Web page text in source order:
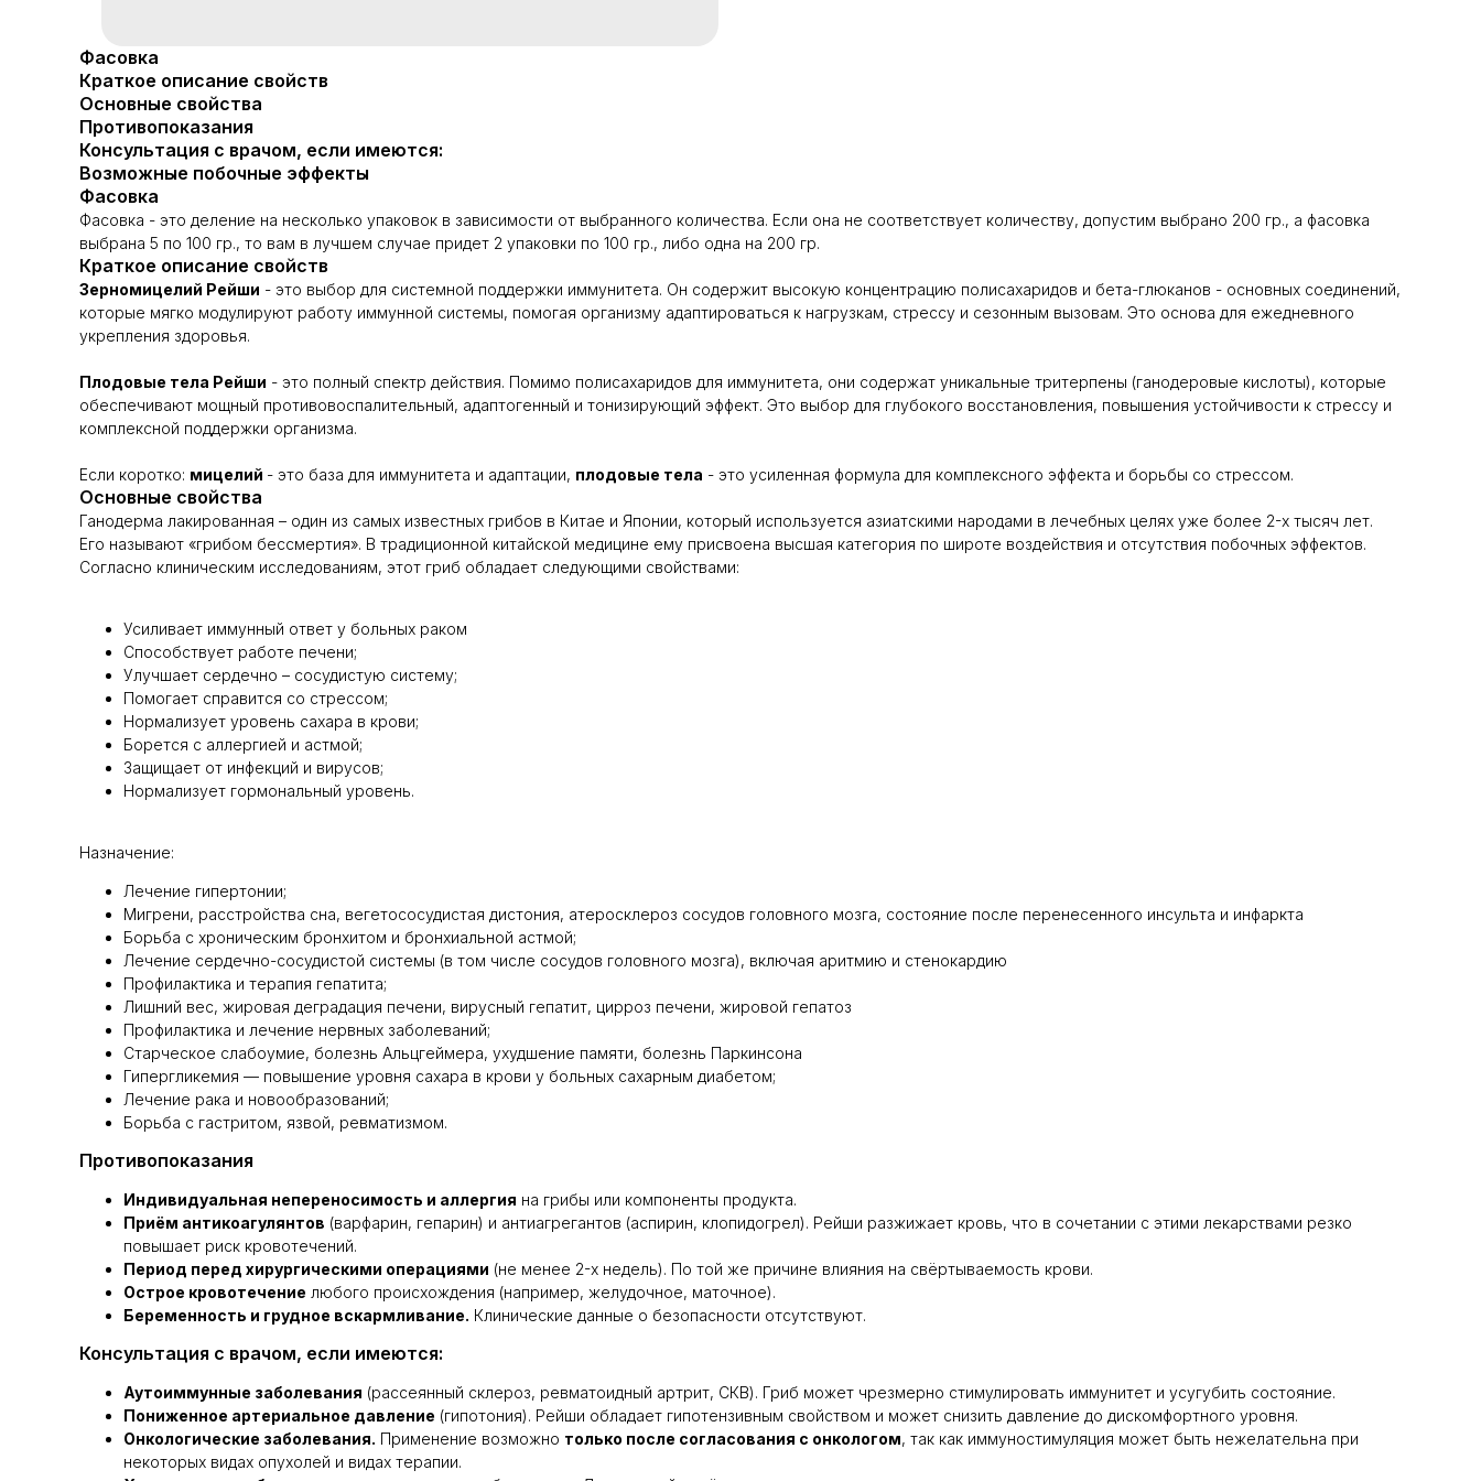
Фасовка
Краткое описание свойств
Основные свойства
Противопоказания
Консультация с врачом, если имеются:
Возможные побочные эффекты
Фасовка
Фасовка - это деление на несколько упаковок в зависимости от выбранного количества. Если она не соответствует количеству, допустим выбрано 200 гр., а фасовка
выбрана 5 по 100 гр., то вам в лучшем случае придет 2 упаковки по 100 гр., либо одна на 200 гр.
Краткое описание свойств
Зерномицелий Рейши - это выбор для системной поддержки иммунитета. Он содержит высокую концентрацию полисахаридов и бета-глюканов - основных соединений,
которые мягко модулируют работу иммунной системы, помогая организму адаптироваться к нагрузкам, стрессу и сезонным вызовам. Это основа для ежедневного
укрепления здоровья.
Плодовые тела Рейши - это полный спектр действия. Помимо полисахаридов для иммунитета, они содержат уникальные тритерпены (ганодеровые кислоты), которые
обеспечивают мощный противовоспалительный, адаптогенный и тонизирующий эффект. Это выбор для глубокого восстановления, повышения устойчивости к стрессу и
комплексной поддержки организма.
Если коротко: мицелий - это база для иммунитета и адаптации, плодовые тела - это усиленная формула для комплексного эффекта и борьбы со стрессом.
Основные свойства
Ганодерма лакированная – один из самых известных грибов в Китае и Японии, который используется азиатскими народами в лечебных целях уже более 2-х тысяч лет.
Его называют «грибом бессмертия». В традиционной китайской медицине ему присвоена высшая категория по широте воздействия и отсутствия побочных эффектов.
Согласно клиническим исследованиям, этот гриб обладает следующими свойствами:
Усиливает иммунный ответ у больных раком
Способствует работе печени;
Улучшает сердечно – сосудистую систему;
Помогает справится со стрессом;
Нормализует уровень сахара в крови;
Борется с аллергией и астмой;
Защищает от инфекций и вирусов;
Нормализует гормональный уровень.
Назначение:
Лечение гипертонии;
Мигрени, расстройства сна, вегетососудистая дистония, атеросклероз сосудов головного мозга, состояние после перенесенного инсульта и инфаркта
Борьба с хроническим бронхитом и бронхиальной астмой;
Лечение сердечно-сосудистой системы (в том числе сосудов головного мозга), включая аритмию и стенокардию
Профилактика и терапия гепатита;
Лишний вес, жировая деградация печени, вирусный гепатит, цирроз печени, жировой гепатоз
Профилактика и лечение нервных заболеваний;
Старческое слабоумие, болезнь Альцгеймера, ухудшение памяти, болезнь Паркинсона
Гипергликемия — повышение уровня сахара в крови у больных сахарным диабетом;
Лечение рака и новообразований;
Борьба с гастритом, язвой, ревматизмом.
Противопоказания
Индивидуальная непереносимость и аллергия на грибы или компоненты продукта.
Приём антикоагулянтов (варфарин, гепарин) и антиагрегантов (аспирин, клопидогрел). Рейши разжижает кровь, что в сочетании с этими лекарствами резко
повышает риск кровотечений.
Период перед хирургическими операциями (не менее 2-х недель). По той же причине влияния на свёртываемость крови.
Острое кровотечение любого происхождения (например, желудочное, маточное).
Беременность и грудное вскармливание. Клинические данные о безопасности отсутствуют.
Консультация с врачом, если имеются:
Аутоиммунные заболевания (рассеянный склероз, ревматоидный артрит, СКВ). Гриб может чрезмерно стимулировать иммунитет и усугубить состояние.
Пониженное артериальное давление (гипотония). Рейши обладает гипотензивным свойством и может снизить давление до дискомфортного уровня.
Онкологические заболевания. Применение возможно только после согласования с онкологом, так как иммуностимуляция может быть нежелательна при
некоторых видах опухолей и видах терапии.